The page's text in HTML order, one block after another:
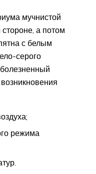
мучнистой
а потом
с белым
серого
режима